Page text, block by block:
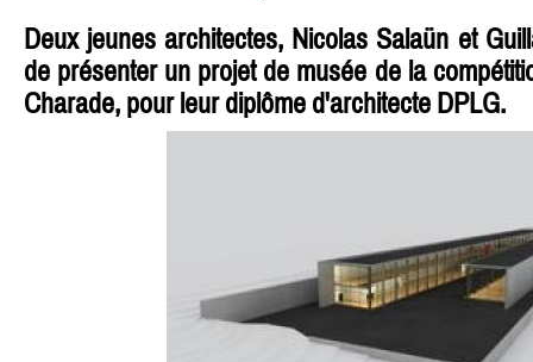
Deux jeunes architectes, Nicolas Salaün et
de présenter un projet de musée de la
Charade, pour leur diplôme d'architecte DPLG.